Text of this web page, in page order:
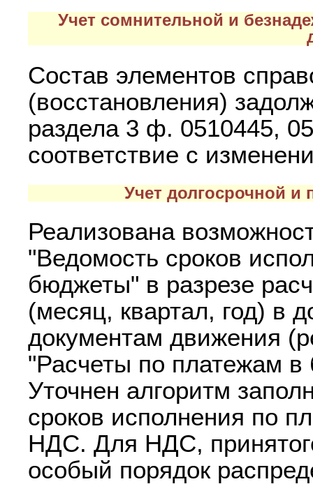
Учет сомнительной и
Состав элементов
(восстановления)
раздела 3 ф. 0510445,
соответствие с
Учет долгосрочной и
Реализована
"Ведомость сроков
бюджеты" в разрезе
(месяц, квартал, год) в
документам движения
"Расчеты по платежам
Уточнен алгоритм
сроков исполнения по
НДС. Для НДС,
особый порядок